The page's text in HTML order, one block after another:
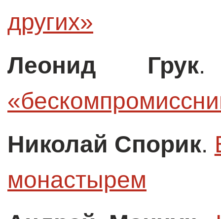
других»
Леонид Грук
Николай Спорик.
монастырем